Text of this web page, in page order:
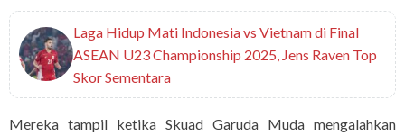
Laga Hidup Mati Indonesia vs Vietnam di Final
ASEAN U23 Championship 2025, Jens Raven Top
Skor Sementara
Mereka tampil ketika Skuad Garuda Muda mengalahkan